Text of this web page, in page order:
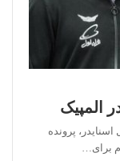
المپیک
پرونده